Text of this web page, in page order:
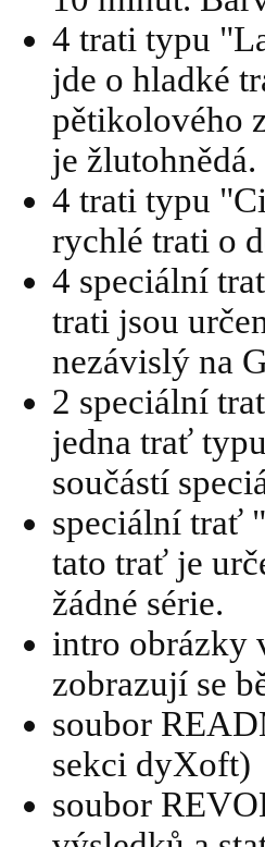
4 trati typu
jde o hladké
pětikolového
je žlutohnědá.
4 trati typu
rychlé trati o
4 speciální
trati jsou
nezávislý na
2 speciální
jedna trať
součástí
speciální trať
tato trať je
žádné série.
intro obrázky
zobrazují se
soubor
sekci dyXoft)
soubor